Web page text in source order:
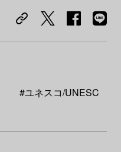
#ユネスコ/UNESC